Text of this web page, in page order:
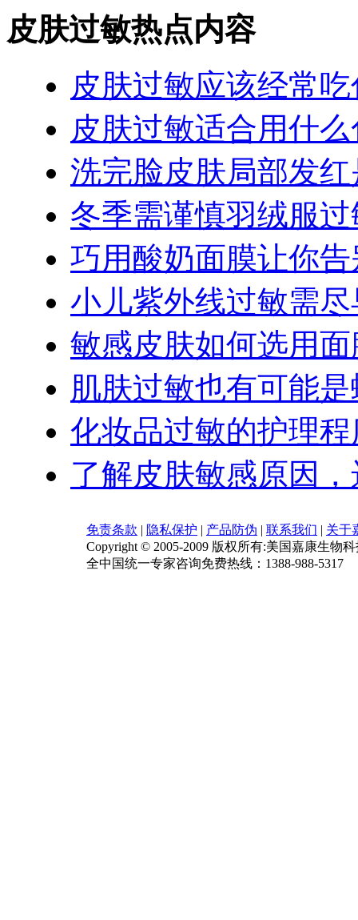
皮肤过敏热点内容
皮肤过敏应该经常
皮肤过敏适合用什
洗完脸皮肤局部发
冬季需谨慎羽绒服过
巧用酸奶面膜让你
小儿紫外线过敏需
敏感皮肤如何选用面
肌肤过敏也有可能
化妆品过敏的护理程
了解皮肤敏感原因
免责条款 | 隐私保护 | 产品防伪 | 联系我们 | 关于
Copyright © 2005-2009 版权所有:美国嘉康生物
全中国统一专家咨询免费热线：1388-988-5317